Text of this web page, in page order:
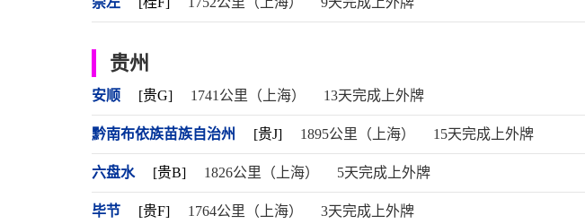
贵州
安顺 [贵G] 1741公里（上海） 13天完成上外牌
黔南布依族苗族自治州 [贵J] 1895公里（上海） 15天完成上外牌
六盘水 [贵B] 1826公里（上海） 5天完成上外牌
毕节 [贵F] 1764公里（上海） 3天完成上外牌